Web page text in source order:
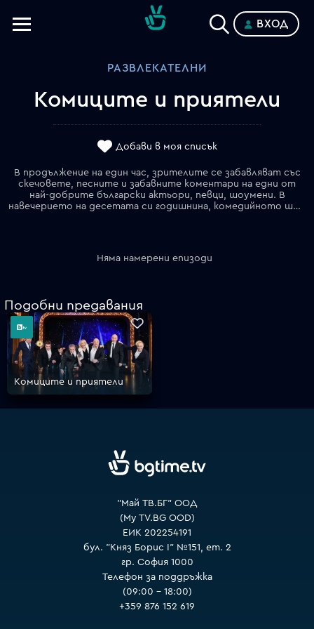
VOYO
ВХОД
РАЗВЛЕКАТЕЛНИ
Комиците и приятели
Добави в моя списък
В продължение на един час, зрителите се забавляват със
скечовете, песните и забавните коментари на едни от
най-добрите български актьори, певци, шоумени. В
навечерието на десетата си годишнина, комедийното шоу, което се превърна в телевизионен и културен феномен в България, стартира с новия си формат "Комиците и приятели".
Няма намерени епизоди
Подобни предавания
Комиците и приятели
"Май ТВ.БГ" ООД
(My TV.BG OOD)
ЕИК 202254191
бул. "Княз Борис I" №151, ет. 2
гр. София 1000
Телефон за поддръжка
(09:00 – 18:00)
+359 876 152 619